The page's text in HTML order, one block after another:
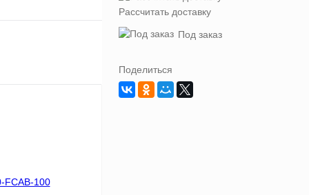
Рассчитать доставку
Под заказ
Поделиться